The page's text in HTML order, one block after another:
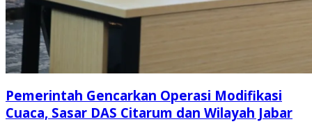
Pemerintah Gencarkan Operasi Modifikasi
Cuaca, Sasar DAS Citarum dan Wilayah Jabar